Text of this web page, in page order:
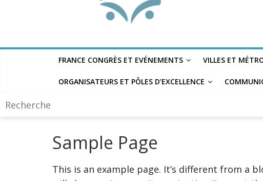
FRANCE CONGRÈS ET EVÉNEMENTS VILLES ET
ORGANISATEURS ET PÔLES D’EXCELLENCE
Sample Page
This is an example page. It’s different from a